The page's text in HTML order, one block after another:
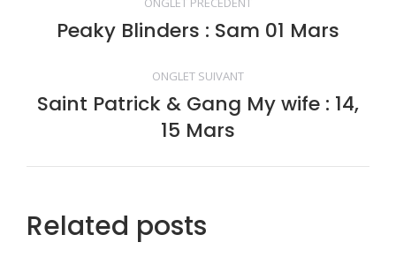
de
commentaire
Onglet
Peaky Blinders : Sam 01 Mars
ONGLET SUIVANT
Onglet
suivant
Saint Patrick & Gang My wife : 14,
15 Mars
Related posts